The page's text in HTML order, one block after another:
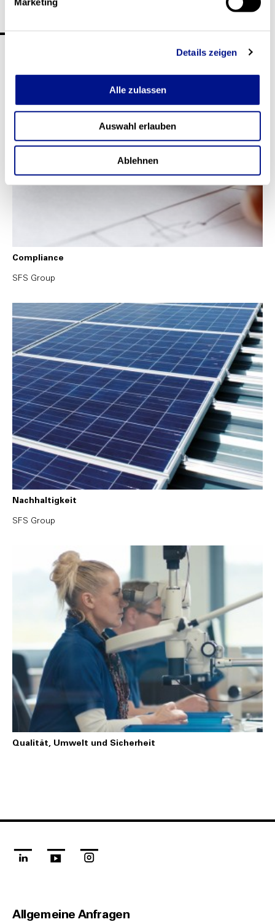
Details zeigen
Alle zulassen
Auswahl erlauben
Ablehnen
Verantwortung
Compliance
SFS Group
Nachhaltigkeit
SFS Group
Qualität, Umwelt und Sicherheit
linkedinyoutube
Allgemeine Anfragen